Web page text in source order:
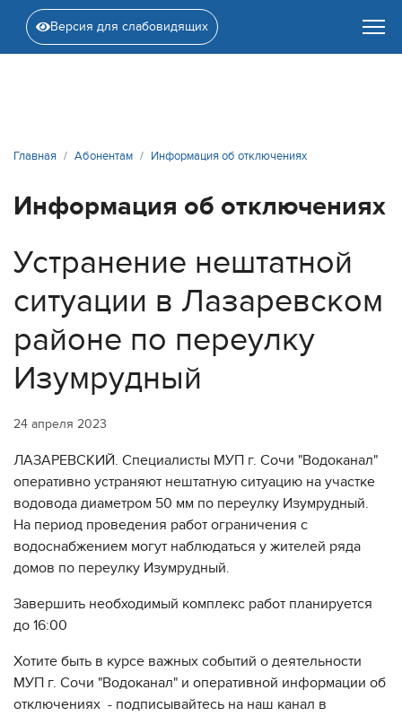
Версия для слабовидящих
Главная Абонентам Информация об отключениях
Информация об отключениях
Устранение нештатной
ситуации в Лазаревском
районе по переулку
Изумрудный
24 апреля 2023
ЛАЗАРЕВСКИЙ. Специалисты МУП г. Сочи "Водоканал"
оперативно устраняют нештатную ситуацию на участке
водовода диаметром 50 мм по переулку Изумрудный.
На период проведения работ ограничения с
водоснабжением могут наблюдаться у жителей ряда
домов по переулку Изумрудный.
Завершить необходимый комплекс работ планируется
до 16:00
Хотите быть в курсе важных событий о деятельности
МУП г. Сочи "Водоканал" и оперативной информации об
отключениях - подписывайтесь на наш канал в